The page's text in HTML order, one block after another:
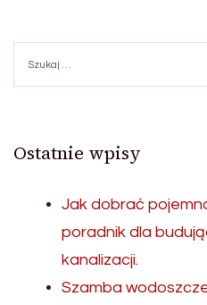
wpisów
Ostatnie wpisy
Jak dobrać
poradnik dla
kanalizacji.
Szamba